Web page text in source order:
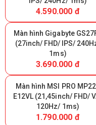
4.590.000 đ
Màn hình Gigabyte
(27inch/ FHD/ IPS/
1ms)
3.690.000 đ
Màn hình MSI PRO
E12VL (21,45inch/ FHD/
120Hz/ 1ms)
1.790.000 đ